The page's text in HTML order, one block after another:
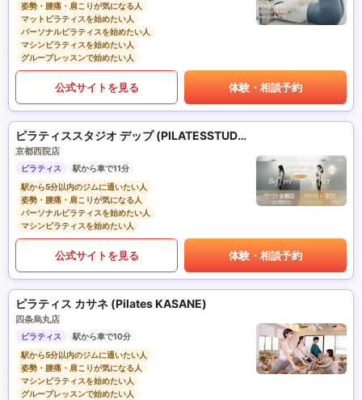
姿勢・腰痛・肩こりが気になる人
マットピラティスを始めたい人
パーソナルピラティスを始めたい人
マシンピラティスを始めたい人
グループレッスンで始めたい人
公式サイトを見る 体験・相談予約
ピラティススタジオ デップ (PILATESSTUDIO DEP)
京都西院店
ピラティス
駅から車で11分
駅から5分以内のジムに通いたい人
姿勢・腰痛・肩こりが気になる人
パーソナルピラティスを始めたい人
マシンピラティスを始めたい人
公式サイトを見る 体験・相談予約
ピラティス カサネ (Pilates KASANE)
四条烏丸店
ピラティス
駅から車で10分
駅から5分以内のジムに通いたい人
姿勢・腰痛・肩こりが気になる人
マシンピラティスを始めたい人
グループレッスンで始めたい人